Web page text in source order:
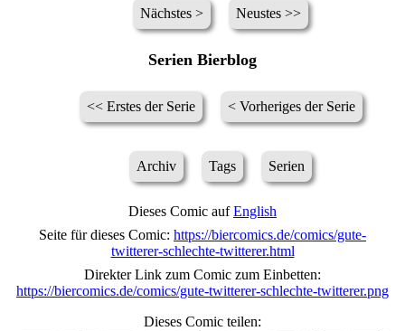
Nächstes > Neustes >>
Serien Bierblog
<< Erstes der Serie < Vorheriges der Serie
Archiv Tags Serien
Dieses Comic aufEnglish
Seite für dieses Comic: https://biercomics.de/comics/gute-
twitterer-schlechte-twitterer.html
Direkter Link zum Comic zum Einbetten:
https://biercomics.de/comics/gute-twitterer-schlechte-twitterer.png
Dieses Comic teilen: